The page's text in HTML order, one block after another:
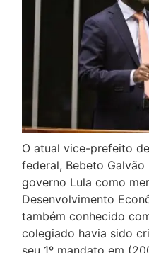
O atual vice-prefeito
federal, Bebeto
governo Lula como
Desenvolvimento
também conhecido
colegiado havia sido